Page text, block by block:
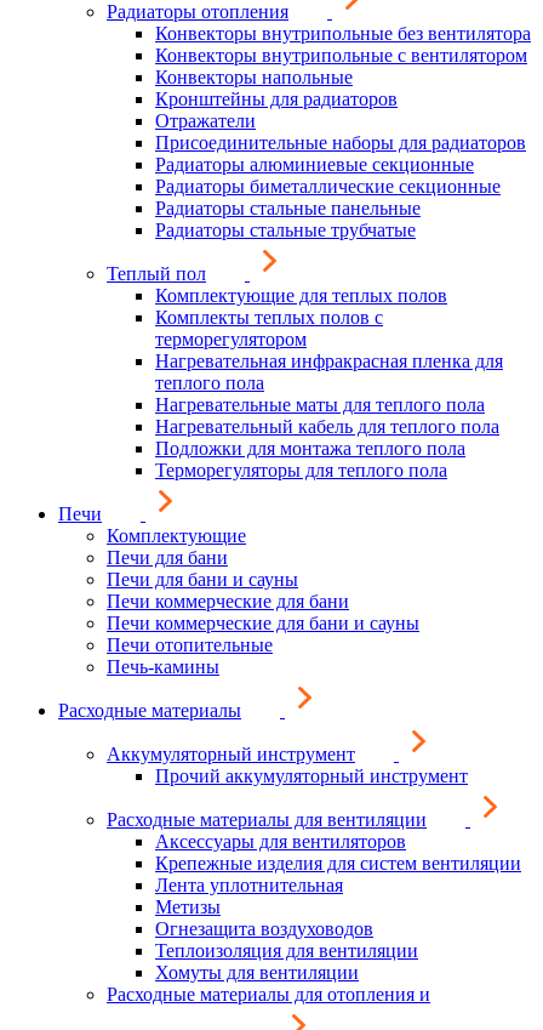
Радиаторы отопления
Конвекторы внутрипольные без вентилятора
Конвекторы внутрипольные с вентилятором
Конвекторы напольные
Кронштейны для радиаторов
Отражатели
Присоединительные наборы для радиаторов
Радиаторы алюминиевые секционные
Радиаторы биметаллические секционные
Радиаторы стальные панельные
Радиаторы стальные трубчатые
Теплый пол
Комплектующие для теплых полов
Комплекты теплых полов с
терморегулятором
Нагревательная инфракрасная пленка для
теплого пола
Нагревательные маты для теплого пола
Нагревательный кабель для теплого пола
Подложки для монтажа теплого пола
Терморегуляторы для теплого пола
Печи
Комплектующие
Печи для бани
Печи для бани и сауны
Печи коммерческие для бани
Печи коммерческие для бани и сауны
Печи отопительные
Печь-камины
Расходные материалы
Аккумуляторный инструмент
Прочий аккумуляторный инструмент
Расходные материалы для вентиляции
Аксессуары для вентиляторов
Крепежные изделия для систем вентиляции
Лента уплотнительная
Метизы
Огнезащита воздуховодов
Теплоизоляция для вентиляции
Хомуты для вентиляции
Расходные материалы для отопления и